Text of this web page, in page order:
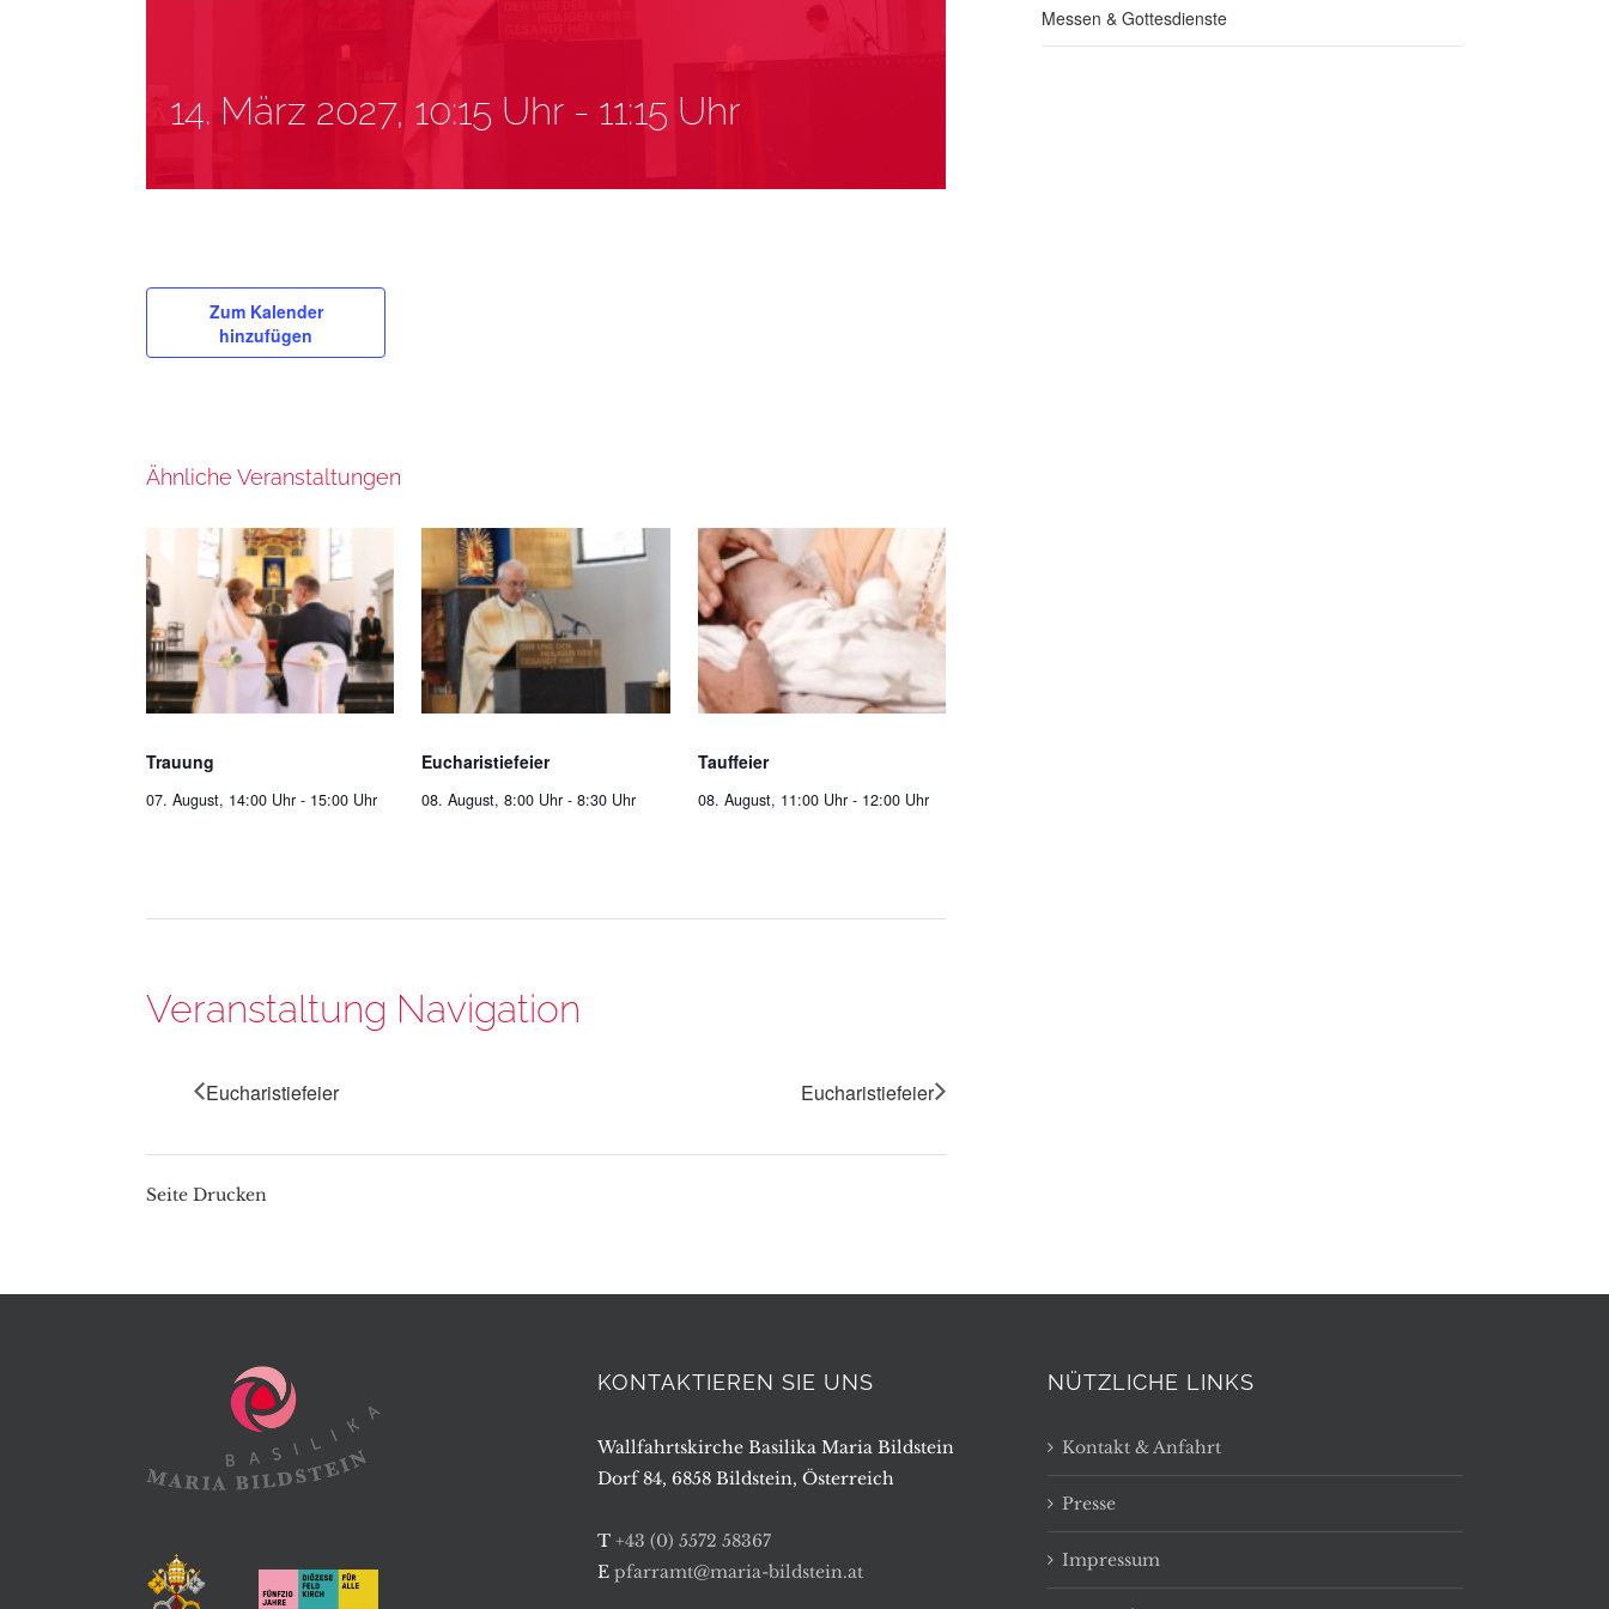
14. März 2027, 10:15 Uhr - 11:15 Uhr
Zum Kalender
hinzufügen
Ähnliche Veranstaltungen
Trauung
07. August, 14:00 Uhr - 15:00 Uhr
Eucharistiefeier
08. August, 8:00 Uhr - 8:30 Uhr
Tauffeier
08. August, 11:00 Uhr - 12:00 Uhr
Veranstaltung Navigation
Eucharistiefeier Eucharistiefeier
Seite Drucken
Messen & Gottesdienste
KONTAKTIEREN SIE UNS
Wallfahrtskirche Basilika Maria Bildstein
Dorf 84, 6858 Bildstein, Österreich
T +43 (0) 5572 58367
E pfarramt@maria-bildstein.at
NÜTZLICHE LINKS
Kontakt & Anfahrt
Presse
Impressum